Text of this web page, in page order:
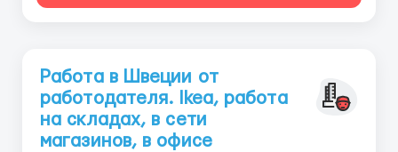
Работа в Швеции от
работодателя. Ikea, работа
на складах, в сети
магазинов, в офисе